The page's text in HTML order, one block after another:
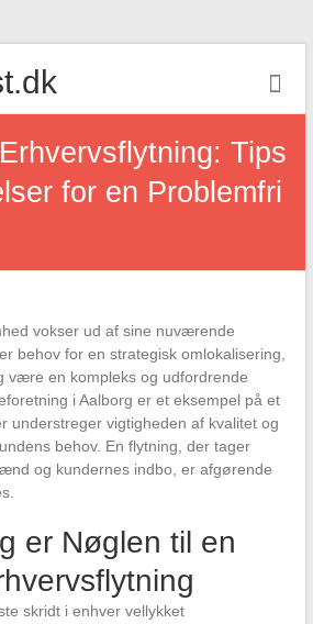
Tips
for en Problemfri
vokser ud af sine nuværende
behov for en strategisk omlokalisering,
være en kompleks og udfordrende
i Aalborg er et eksempel på et
understreger vigtigheden af kvalitet og
behov. En flytning, der tager
og kundernes indbo, er afgørende
er Nøglen til en
skridt i enhver vellykket